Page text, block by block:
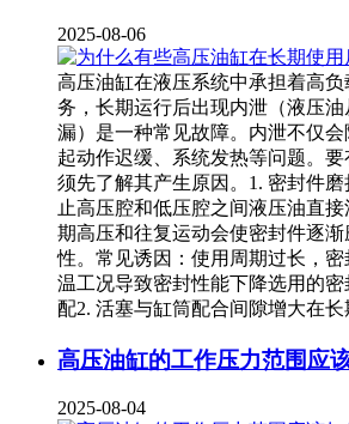
2025-08-06
高压油缸在液压系统中承担着高
务，长期运行后出现内泄（液压
漏）是一种常见故障。内泄不仅会
起动作迟缓、系统发热等问题。
须先了解其产生原因。1. 密封件
止高压腔和低压腔之间液压油直
期高压和往复运动会使密封件逐
性。常见诱因：使用周期过长，
温工况导致密封性能下降选用的
配2. 活塞与缸筒配合间隙增大在长
高压油缸的工作压力范围应
2025-08-04